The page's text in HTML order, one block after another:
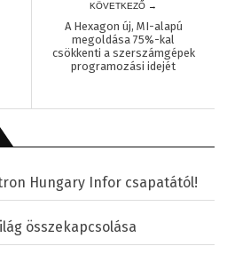
KÖVETKEZŐ →
A Hexagon új, MI-alapú
megoldása 75%-kal
csökkenti a szerszámgépek
programozási idejét
Hungary Infor csapatától!
összekapcsolása